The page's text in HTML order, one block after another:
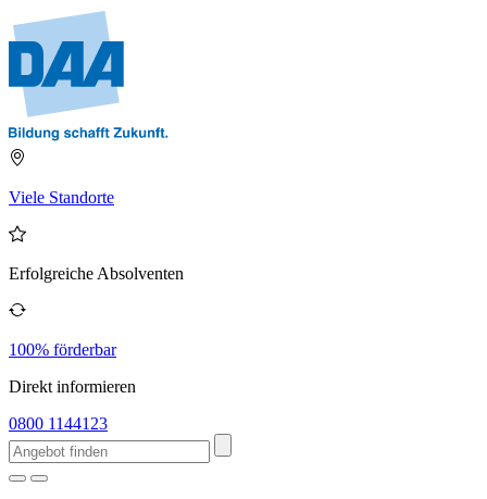
Viele Standorte
Erfolgreiche Absolventen
100% förderbar
Direkt informieren
0800 1144123